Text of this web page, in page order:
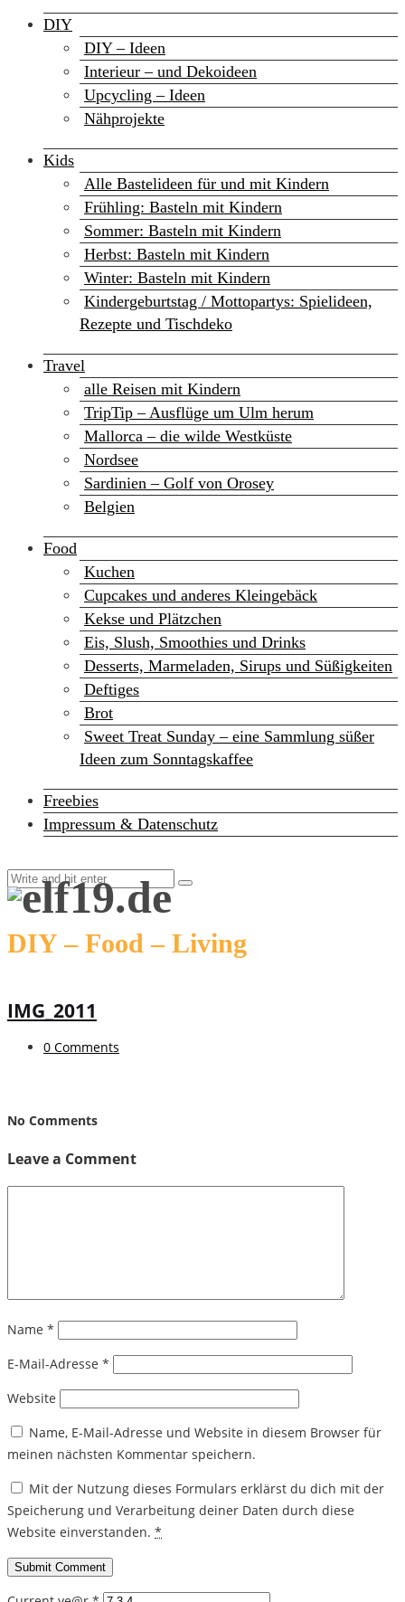
DIY
DIY – Ideen
Interieur – und Dekoideen
Upcycling – Ideen
Nähprojekte
Kids
Alle Bastelideen für und mit Kindern
Frühling: Basteln mit Kindern
Sommer: Basteln mit Kindern
Herbst: Basteln mit Kindern
Winter: Basteln mit Kindern
Kindergeburtstag / Mottopartys: Spielideen,
Rezepte und Tischdeko
Travel
alle Reisen mit Kindern
TripTip – Ausflüge um Ulm herum
Mallorca – die wilde Westküste
Nordsee
Sardinien – Golf von Orosey
Belgien
Food
Kuchen
Cupcakes und anderes Kleingebäck
Kekse und Plätzchen
Eis, Slush, Smoothies und Drinks
Desserts, Marmeladen, Sirups und Süßigkeiten
Deftiges
Brot
Sweet Treat Sunday – eine Sammlung süßer
Ideen zum Sonntagskaffee
Freebies
Impressum & Datenschutz
DIY – Food – Living
IMG_2011
0 Comments
No Comments
Leave a Comment
Name *
E-Mail-Adresse *
Website
Name, E-Mail-Adresse und Website in diesem Browser für
meinen nächsten Kommentar speichern.
Mit der Nutzung dieses Formulars erklärst du dich mit der
Speicherung und Verarbeitung deiner Daten durch diese
Website einverstanden. *